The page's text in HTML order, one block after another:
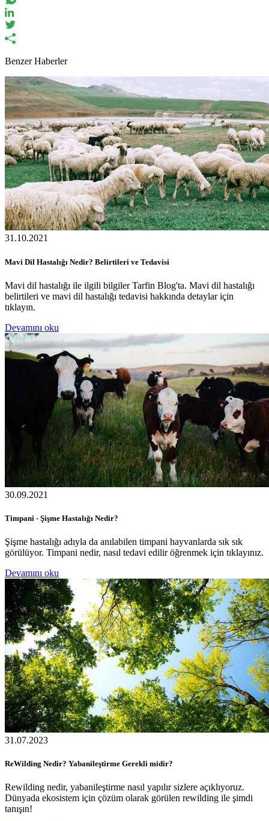
Benzer Haberler
31.10.2021
Mavi Dil Hastalığı Nedir? Belirtileri ve Tedavisi
Mavi dil hastalığı ile ilgili bilgiler Tarfin Blog'ta. Mavi dil hastalığı
belirtileri ve mavi dil hastalığı tedavisi hakkında detaylar için
tıklayın.
Devamını oku
30.09.2021
Timpani - Şişme Hastalığı Nedir?
Şişme hastalığı adıyla da anılabilen timpani hayvanlarda sık sık
görülüyor. Timpani nedir, nasıl tedavi edilir öğrenmek için tıklayınız.
Devamını oku
31.07.2023
ReWilding Nedir? Yabanileştirme Gerekli midir?
Rewilding nedir, yabanileştirme nasıl yapılır sizlere açıklıyoruz.
Dünyada ekosistem için çözüm olarak görülen rewilding ile şimdi
tanışın!